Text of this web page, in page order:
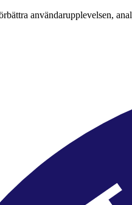
användarupplevelsen,